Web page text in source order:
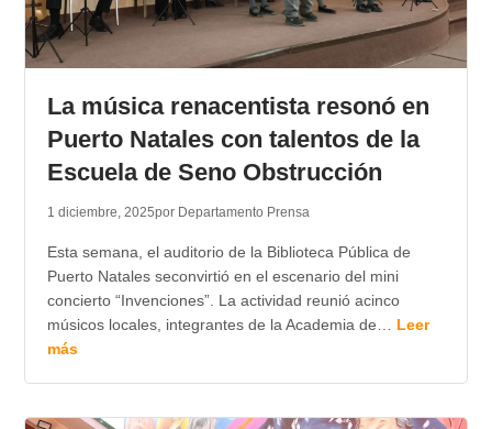
La música renacentista resonó en
Puerto Natales con talentos de la
Escuela de Seno Obstrucción
1 diciembre, 2025por Departamento Prensa
Esta semana, el auditorio de la Biblioteca Pública de
Puerto Natales seconvirtió en el escenario del mini
concierto “Invenciones”. La actividad reunió acinco
músicos locales, integrantes de la Academia de… Leer
más